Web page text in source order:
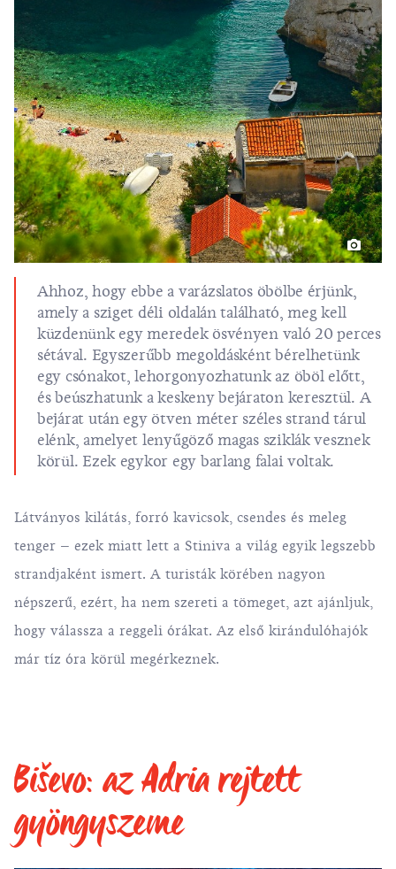
Ahhoz, hogy ebbe a varázslatos öbölbe érjünk,
amely a sziget déli oldalán található, meg kell
küzdenünk egy meredek ösvényen való 20 perces
sétával. Egyszerűbb megoldáskéntbérelhetünk
egy csónakot, lehorgonyozhatunk az öböl előtt,
és beúszhatunk a keskeny bejáraton keresztül. A
bejárat után egy ötven méter széles strand tárul
elénk, amelyet lenyűgöző magas sziklák vesznek
körül. Ezek egykor egy barlang falai voltak.
Látványos kilátás, forró kavicsok, csendes és meleg
tenger – ezek miatt lett a Stiniva a világ egyik legszebb
strandjaként ismert. A turisták körében nagyon
népszerű, ezért, ha nem szereti a tömeget, azt ajánljuk,
hogy válassza a reggeli órákat. Az első kirándulóhajók
már tíz óra körül megérkeznek.
Biševo: az Adria rejtett
gyöngyszeme